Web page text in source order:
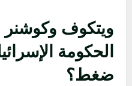
ويتكوف
الحكومة
ضغط؟